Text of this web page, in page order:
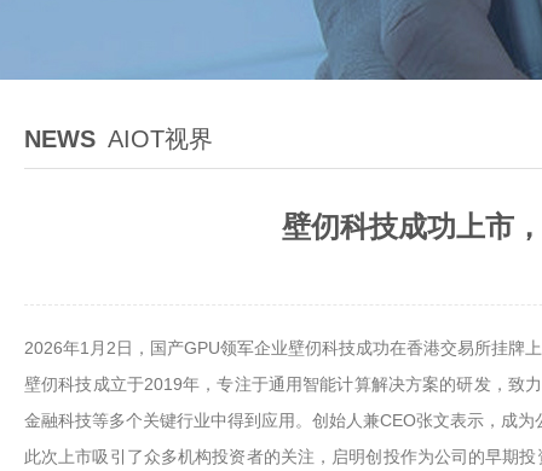
NEWS AIOT视界
壁仞科技成功上市
2026年1月2日，国产GPU领军企业壁仞科技成功在香港交易所挂牌
壁仞科技成立于2019年，专注于通用智能计算解决方案的研发，致
金融科技等多个关键行业中得到应用。创始人兼CEO张文表示，成
此次上市吸引了众多机构投资者的关注，启明创投作为公司的早期